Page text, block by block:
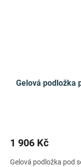
Gelová podložka
1 906 Kč
Gelová podložka pod